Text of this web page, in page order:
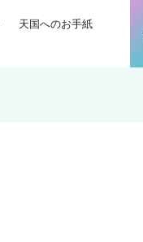
天国へのお手紙